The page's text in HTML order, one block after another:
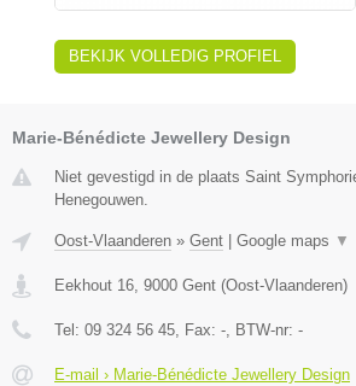
BEKIJK VOLLEDIG PROFIEL
Marie-Bénédicte Jewellery Design
Niet gevestigd in de plaats Saint
Henegouwen.
Oost-Vlaanderen » Gent Google maps ▼
Eekhout 16, 9000 Gent (Oost-Vlaanderen)
Tel: 09 324 56 45, Fax: -, BTW-nr: -
E-mail › Marie-Bénédicte Jewellery Design